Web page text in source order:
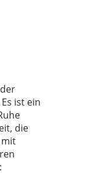
ist ein
die
mit